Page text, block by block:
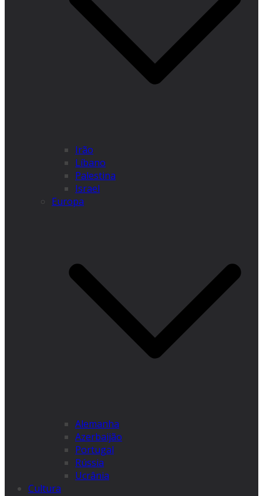
Irão
Líbano
Palestina
Israel
Europa
Alemanha
Azerbaijão
Portugal
Rússia
Ucrânia
Cultura